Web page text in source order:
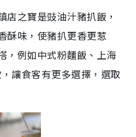
之寶是豉油汁豬扒飯，
酥味，使豬扒更香更惹
，例如中式粉麵飯、上海
讓食客有更多選擇，選取